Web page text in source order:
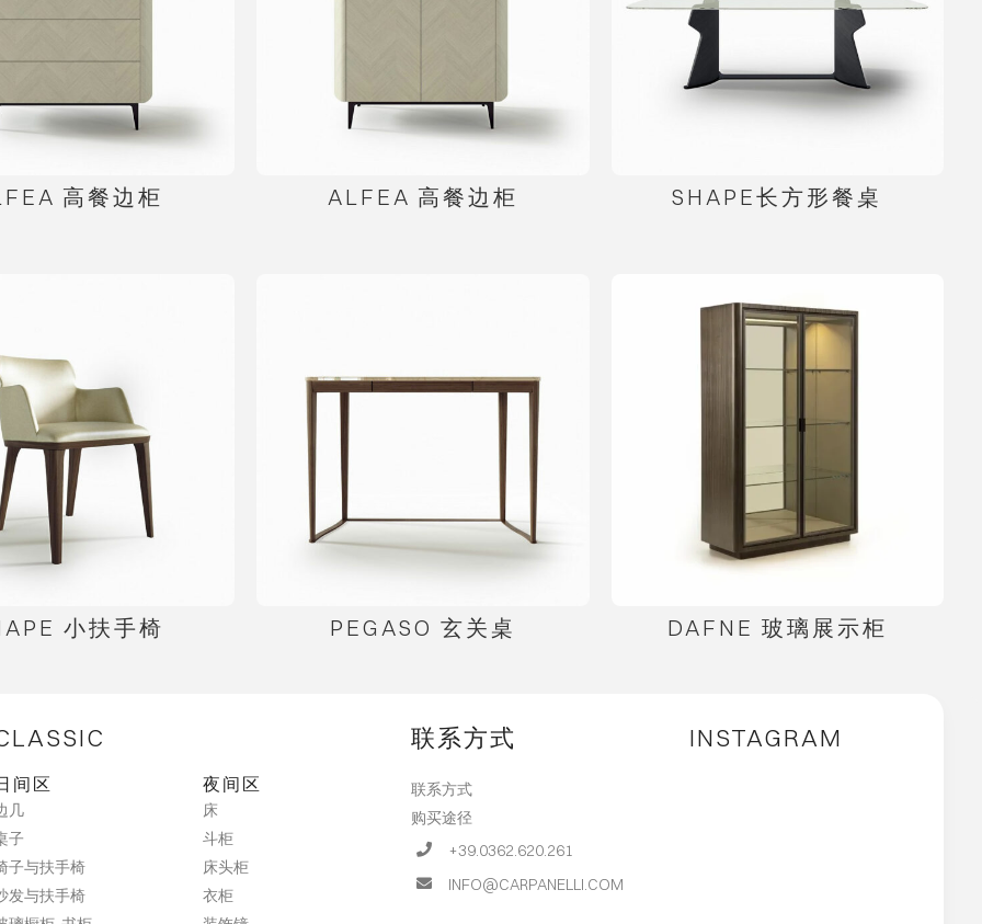
高餐边柜 ALFEA 高餐边柜 SHAPE长方形餐桌
小扶手椅 PEGASO 玄关桌 DAFNE 玻璃展示柜
联系方式 INSTAGRAM
间区
几
子
子与扶手椅
发与扶手椅
夜间区
床
斗柜
床头柜
衣柜
联系方式
购买途径
+39.0362.620.261
INFO@CARPANELLI.COM